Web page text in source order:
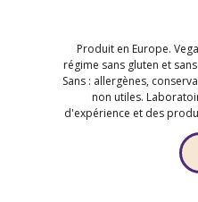
Produit en Europe.
régime sans gluten et
Sans : allergènes,
non utiles.
d'expérience et des